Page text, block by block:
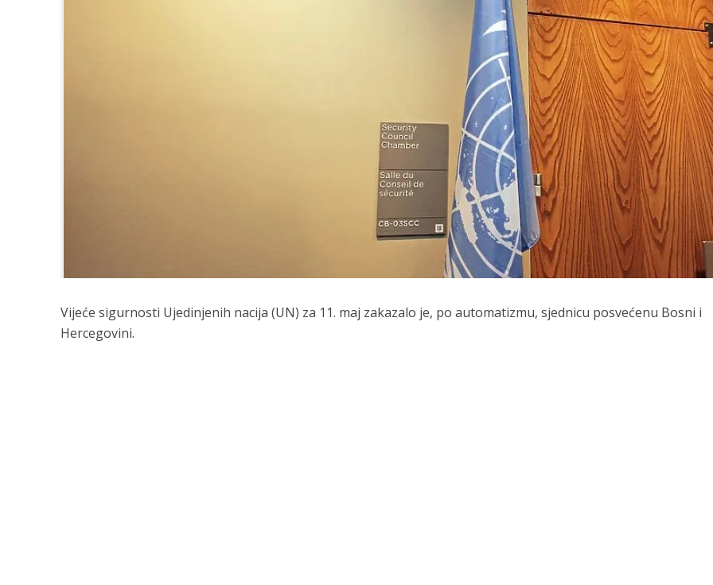
Vijeće sigurnosti Ujedinjenih nacija (UN) za 11. maj zakazalo je, po automatizmu, sjednicu posvećenu Bosni i
Hercegovini.